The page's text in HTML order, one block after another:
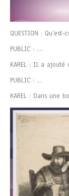
QUESTION :
PUBLIC : ….
KAREL : Il a ajouté
PUBLIC : …
KAREL : Dans une